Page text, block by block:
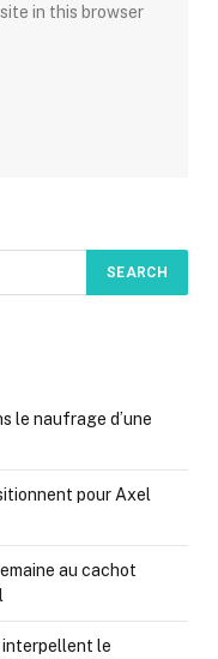
in this browser
le naufrage d’une
pour Axel
au cachot
interpellent le